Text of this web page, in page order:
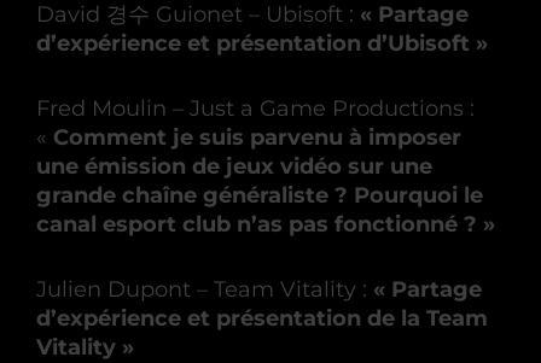
David 경수 Guionet – Ubisoft : « Partage
d’expérience et présentation d’Ubisoft »
Fred Moulin – Just a Game Productions :
« Comment je suis parvenu à imposer
une émission de jeux vidéo sur une
grande chaîne généraliste ? Pourquoi le
canal esport club n’as pas fonctionné ? »
Julien Dupont – Team Vitality : « Partage
d’expérience et présentation de la Team
Vitality »